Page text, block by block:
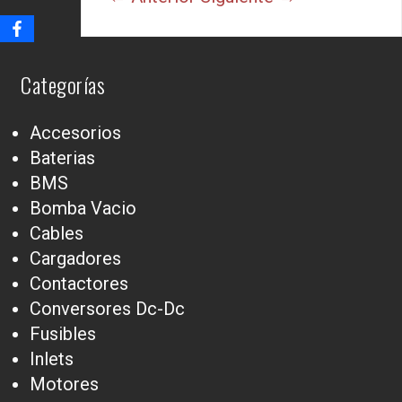
Categorías
Accesorios
Baterias
BMS
Bomba Vacio
Cables
Cargadores
Contactores
Conversores Dc-Dc
Fusibles
Inlets
Motores